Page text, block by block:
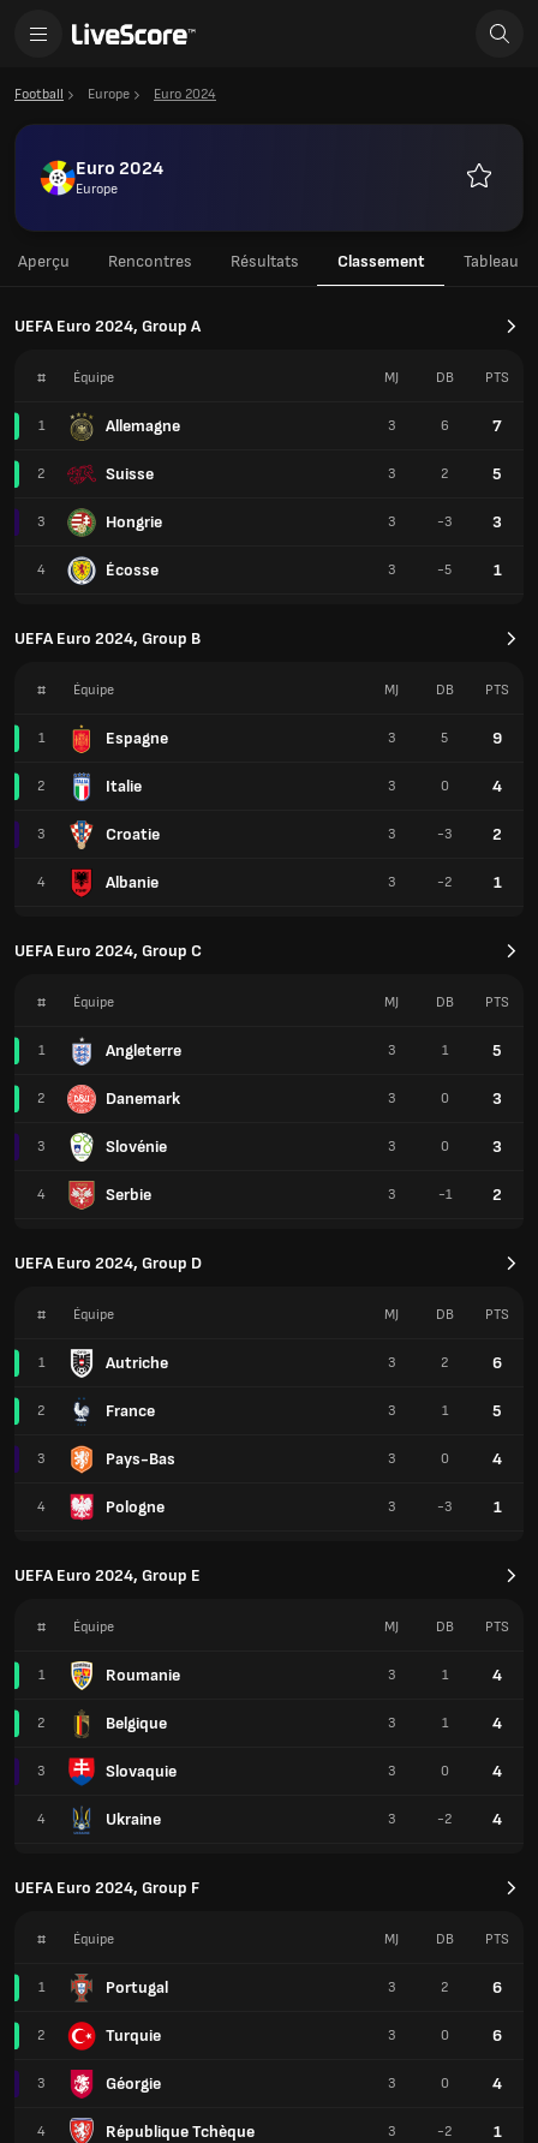
Football Europe Euro 2024
Euro 2024
Europe
Aperçu Rencontres Résultats Classement Tableau
UEFA Euro 2024, Group A
# Équipe
1 Allemagne
2 Suisse
3 Hongrie
4 Écosse
MJ DB PTS
3 6 7
3 2 5
3 -3 3
3 -5 1
UEFA Euro 2024, Group B
# Équipe
1 Espagne
2 Italie
3 Croatie
4 Albanie
MJ DB PTS
3 5 9
3 0 4
3 -3 2
3 -2 1
UEFA Euro 2024, Group C
# Équipe
1 Angleterre
2 Danemark
3 Slovénie
4 Serbie
MJ DB PTS
3 1 5
3 0 3
3 0 3
3 -1 2
UEFA Euro 2024, Group D
# Équipe
1 Autriche
2 France
3 Pays-Bas
4 Pologne
MJ DB PTS
3 2 6
3 1 5
3 0 4
3 -3 1
UEFA Euro 2024, Group E
# Équipe
1 Roumanie
2 Belgique
3 Slovaquie
4 Ukraine
MJ DB PTS
3 1 4
3 1 4
3 0 4
3 -2 4
UEFA Euro 2024, Group F
# Équipe
1 Portugal
2 Turquie
3 Géorgie
4 République Tchèque
MJ DB PTS
3 2 6
3 0 6
3 0 4
3 -2 1